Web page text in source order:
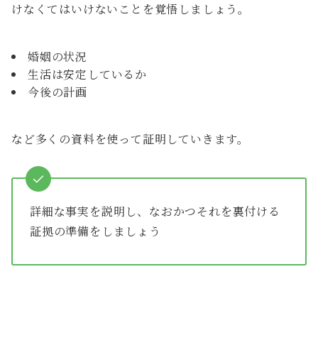
けなくてはいけないことを覚悟しましょう。
婚姻の状況
生活は安定しているか
今後の計画
など多くの資料を使って証明していきます。
詳細な事実を説明し、なおかつそれを裏付ける
証拠の準備をしましょう